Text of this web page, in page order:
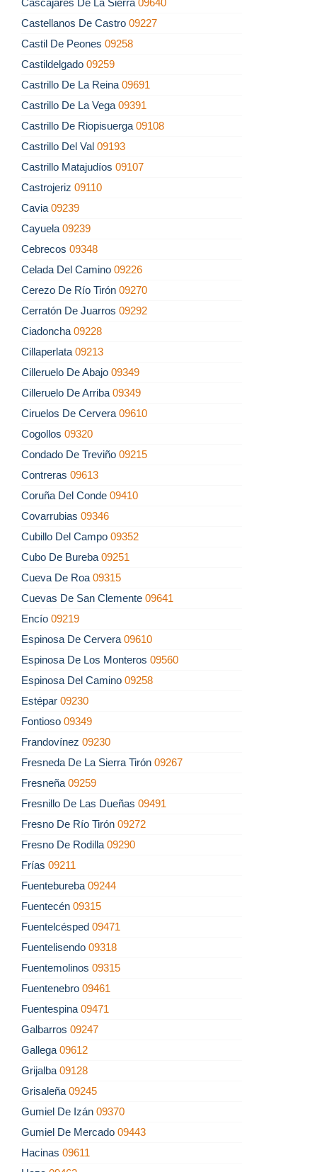
Cascajares De La Sierra 09640
Castellanos De Castro 09227
Castil De Peones 09258
Castildelgado 09259
Castrillo De La Reina 09691
Castrillo De La Vega 09391
Castrillo De Riopisuerga 09108
Castrillo Del Val 09193
Castrillo Matajudíos 09107
Castrojeriz 09110
Cavia 09239
Cayuela 09239
Cebrecos 09348
Celada Del Camino 09226
Cerezo De Río Tirón 09270
Cerratón De Juarros 09292
Ciadoncha 09228
Cillaperlata 09213
Cilleruelo De Abajo 09349
Cilleruelo De Arriba 09349
Ciruelos De Cervera 09610
Cogollos 09320
Condado De Treviño 09215
Contreras 09613
Coruña Del Conde 09410
Covarrubias 09346
Cubillo Del Campo 09352
Cubo De Bureba 09251
Cueva De Roa 09315
Cuevas De San Clemente 09641
Encío 09219
Espinosa De Cervera 09610
Espinosa De Los Monteros 09560
Espinosa Del Camino 09258
Estépar 09230
Fontioso 09349
Frandovínez 09230
Fresneda De La Sierra Tirón 09267
Fresneña 09259
Fresnillo De Las Dueñas 09491
Fresno De Río Tirón 09272
Fresno De Rodilla 09290
Frías 09211
Fuentebureba 09244
Fuentecén 09315
Fuentelcésped 09471
Fuentelisendo 09318
Fuentemolinos 09315
Fuentenebro 09461
Fuentespina 09471
Galbarros 09247
Gallega 09612
Grijalba 09128
Grisaleña 09245
Gumiel De Izán 09370
Gumiel De Mercado 09443
Hacinas 09611